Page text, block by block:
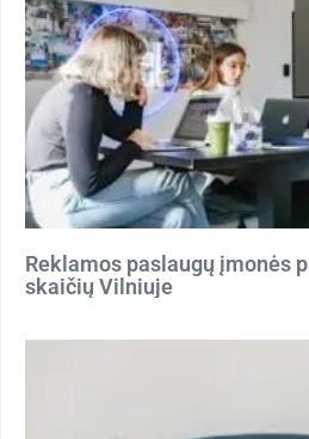
Reklamos paslaugų įmonės
skaičių Vilniuje